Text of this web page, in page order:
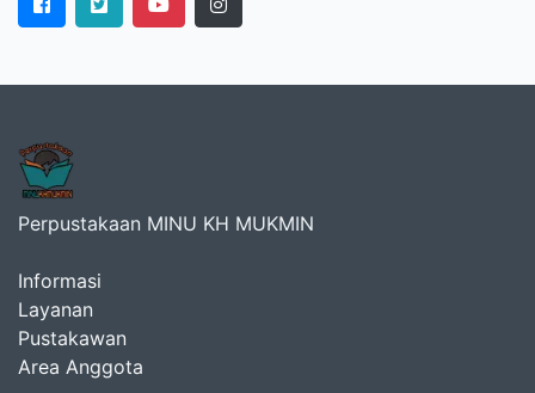
Perpustakaan MINU KH MUKMIN
Informasi
Layanan
Pustakawan
Area Anggota